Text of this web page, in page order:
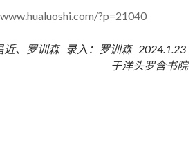
?p=21040
近、罗训森 录入：罗训森 2024.1.23
于洋头罗含书院